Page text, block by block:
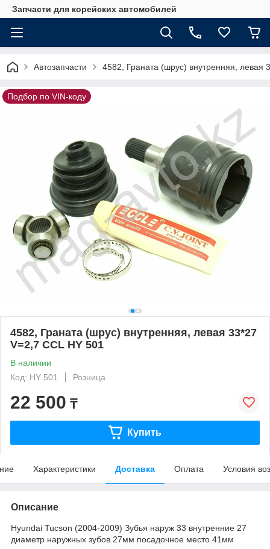
Запчасти для корейских автомобилей
Автозапчасти 4582, Граната (шрус) внутренняя, левая
Подбор по VIN-коду
4582, Граната (шрус) внутренняя, левая 33*27
V=2,7 CCL HY 501
В наличии
Код: HY 501
Розница
22 500 ₸
Купить
Характеристики Доставка Оплата Условия
Описание
Hyundai Tucson (2004-2009) Зубья наруж 33 внутренние 27
диаметр наружных зубов 27мм посадочное место 41мм